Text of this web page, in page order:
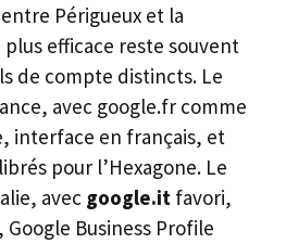
Périgueux et la
efficace reste souvent
de compte distincts. Le
avec google.fr comme
interface en français, et
pour l’Hexagone. Le
avec google.it favori,
Business Profile